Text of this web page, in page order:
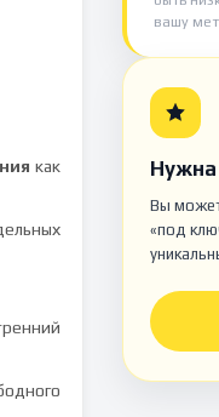
как
вашу
Нужна
Вы
«под